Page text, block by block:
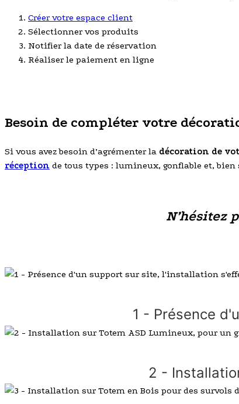
Créer votre espace client
Sélectionner vos produits
Notifier la date de réservation
Réaliser le paiement en ligne
Besoin de compléter votre
Si vous avez besoin d’agrémenter la décoration de
réception de tous types : lumineux, gonflable et, bien
N’hésitez
1 - Présence
2 -